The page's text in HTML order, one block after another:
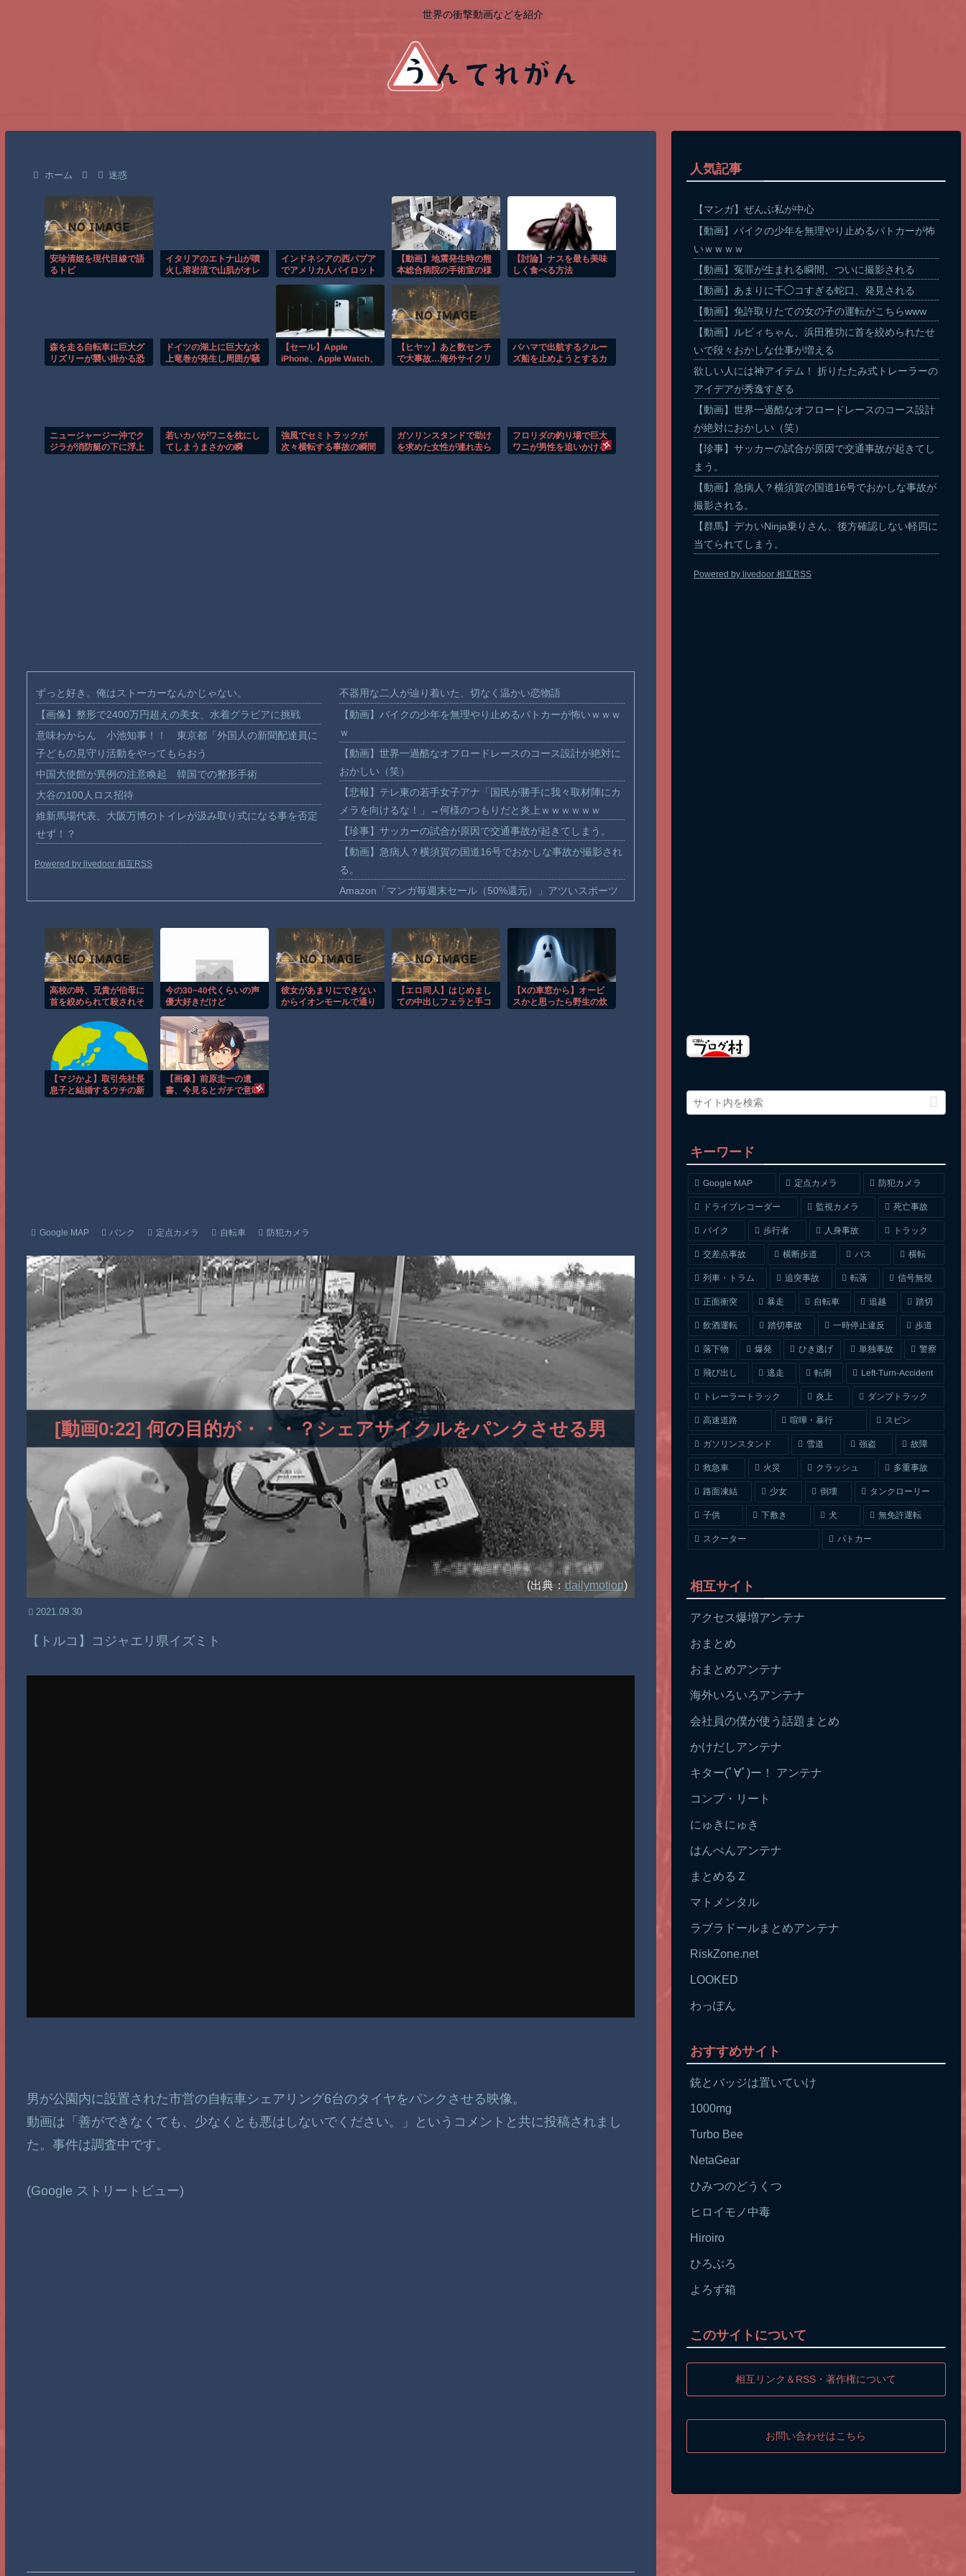
世界の衝撃動画などを紹介
ホーム 迷惑
安珍清姫を現代目線で語
るトピ
イタリアのエトナ山が噴
火し溶岩流で山肌がオレ
インドネシアの西パプア
でアメリカ人パイロット
【動画】地震発生時の熊
本総合病院の手術室の様
【討論】ナスを最も美味
しく食べる方法
森を走る自転車に巨大グ
リズリーが襲い掛かる恐
ドイツの湖上に巨大な水
上竜巻が発生し周囲が騒
【セール】Apple
iPhone、Apple Watch、
【ヒヤッ】あと数センチ
で大事故…海外サイクリ
バハマで出航するクルー
ズ船を止めようとするカ
ニュージャージー沖でク
ジラが消防艇の下に浮上
若いカバがワニを枕にし
てしまうまさかの瞬
強風でセミトラックが
次々横転する事故の瞬間
ガソリンスタンドで助け
を求めた女性が連れ去ら
フロリダの釣り場で巨大
ワニが男性を追いかける
ずっと好き。俺はストーカーなんかじゃない。
【画像】整形で2400万円超えの美女、水着グラビアに挑戦
意味わからん 小池知事！！ 東京都「外国人の新聞配達員に
子どもの見守り活動をやってもらおう
中国大使館が異例の注意喚起 韓国での整形手術
大谷の100人ロス招待
維新馬場代表、大阪万博のトイレが汲み取り式になる事を否定
せず！？
Powered by livedoor 相互RSS
不器用な二人が辿り着いた、切なく温かい恋物語
【動画】バイクの少年を無理やり止めるパトカーが怖いｗｗｗ
ｗ
【動画】世界一過酷なオフロードレースのコース設計が絶対に
おかしい（笑）
【悲報】テレ東の若手女子アナ「国民が勝手に我々取材陣にカ
メラを向けるな！」→何様のつもりだと炎上ｗｗｗｗｗｗ
【珍事】サッカーの試合が原因で交通事故が起きてしまう。
【動画】急病人？横須賀の国道16号でおかしな事故が撮影され
る。
Amazon「マンガ毎週末セール（50%還元）」アツいスポーツ
【群馬】デカいNinja乗りさん、後方確認しない軽四に当てられ
てしまう。
【動画】ビッグフットの正体が判明
お前らがメイドイン韓国で認めてるもの 「キムチ」あと3つ
は？
高校の時、兄貴が伯母に
首を絞められて殺されそ
ちゃん家の裏山を貰えな
かったから
今の30~40代くらいの声
優大好きだけど
彼女があまりにできない
からイオンモールで通り
【エロ同人】はじめまし
ての中出しフェラと手コ
【Xの車窓から】オービ
スかと思ったら野生の炊
【マジかよ】取引先社長
息子と結婚するウチの新
【画像】前原圭一の遺
書、今見るとガチで意味
Google MAP パンク 定点カメラ 自転車 防犯カメラ
[動画0:22] 何の目的が・・・？シェアサイクルをパンクさせる男
(出典： dailymotion)
2021.09.30
【トルコ】コジャエリ県イズミト
男が公園内に設置された市営の自転車シェアリング6台のタイヤをパンクさせる映像。
動画は「善ができなくても、少なくとも悪はしないでください。」というコメントと共に投稿されまし
た。事件は調査中です。
(Google ストリートビュー)
人気記事
【マンガ】ぜんぶ私が中心
【動画】バイクの少年を無理やり止めるパトカーが怖
いｗｗｗｗ
【動画】冤罪が生まれる瞬間、ついに撮影される
【動画】あまりに千◯コすぎる蛇口、発見される
【動画】免許取りたての女の子の運転がこちらwww
【動画】ルビィちゃん、浜田雅功に首を絞められたせ
いで段々おかしな仕事が増える
欲しい人には神アイテム！ 折りたたみ式トレーラーの
アイデアが秀逸すぎる
【動画】世界一過酷なオフロードレースのコース設計
が絶対におかしい（笑）
【珍事】サッカーの試合が原因で交通事故が起きてし
まう。
【動画】急病人？横須賀の国道16号でおかしな事故が
撮影される。
【群馬】デカいNinja乗りさん、後方確認しない軽四に
当てられてしまう。
Powered by livedoor 相互RSS
キーワード
Google MAP 定点カメラ 防犯カメラ
ドライブレコーダー 監視カメラ 死亡事故
バイク 歩行者 人身事故 トラック
交差点事故 横断歩道 バス 横転
列車・トラム 追突事故 転落 信号無視
正面衝突 暴走 自転車 追越 踏切
飲酒運転 踏切事故 一時停止違反 歩道
落下物 爆発 ひき逃げ 単独事故 警察
飛び出し 逃走 転倒 Left-Turn-Accident
トレーラートラック 炎上 ダンプトラック
高速道路 喧嘩・暴行 スピン
ガソリンスタンド 雪道 強盗 故障
救急車 火災 クラッシュ 多重事故
路面凍結 少女 倒壊 タンクローリー
子供 下敷き 犬 無免許運転
スクーター パトカー
相互サイト
アクセス爆増アンテナ
おまとめ
おまとめアンテナ
海外いろいろアンテナ
会社員の僕が使う話題まとめ
かけだしアンテナ
キター(ﾟ∀ﾟ)ー！ アンテナ
コンプ・リート
にゅきにゅき
はんぺんアンテナ
まとめるＺ
マトメンタル
ラブラドールまとめアンテナ
RiskZone.net
LOOKED
わっぽん
おすすめサイト
銃とバッジは置いていけ
1000mg
Turbo Bee
NetaGear
ひみつのどうくつ
ヒロイモノ中毒
Hiroiro
ひろぶろ
よろず箱
このサイトについて
相互リンク＆RSS・著作権について
お問い合わせはこちら